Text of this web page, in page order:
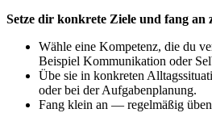
Setze dir konkrete Ziele und fang an
Wähle eine Kompetenz, die du
Beispiel Kommunikation oder
Übe sie in konkreten
oder bei der Aufgabenplanung.
Fang klein an — regelmäßig